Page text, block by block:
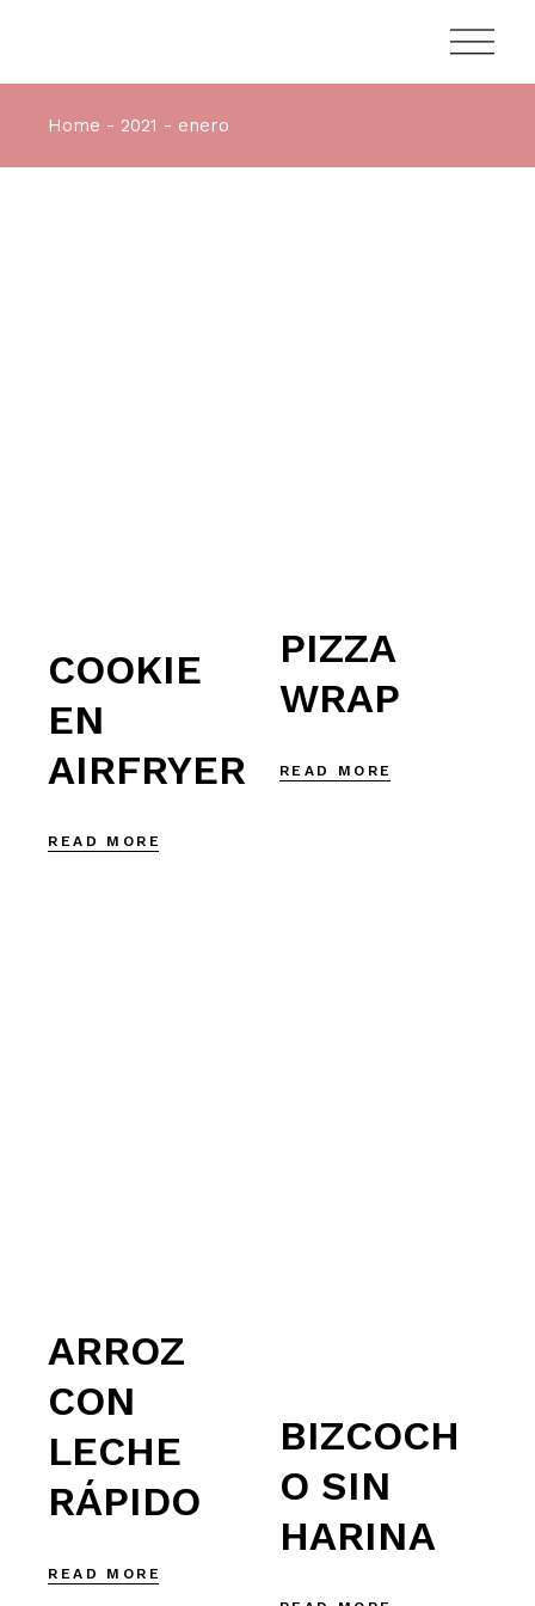
Home 2021 enero
COOKIE
EN
AIRFRYER
READ MORE
PIZZA
WRAP
READ MORE
ARROZ
CON
LECHE
RÁPIDO
READ MORE
BIZCOCH
O SIN
HARINA